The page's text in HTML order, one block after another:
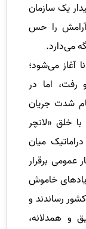
یک سازمان
را حس
می‌دارد.
آغاز می‌شود؛
رفت، اما در
شدت جریان
خلق «لانچر
میان
عمومی برقرار
خاموش
رساندند و
و همدلانه،